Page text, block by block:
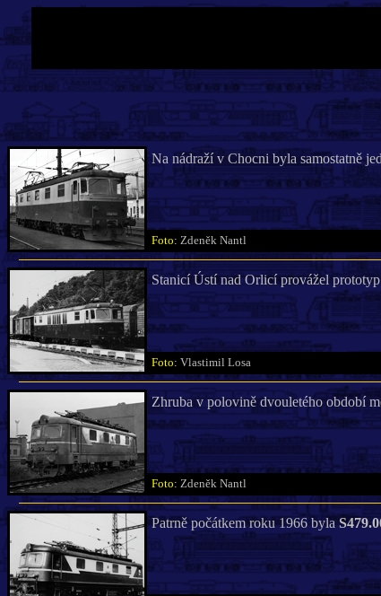
Na nádraží v Chocni byla samostatně
Foto: Zdeněk Nantl
Stanicí Ústí nad Orlicí provážel prototyp
Foto: Vlastimil Losa
Zhruba v polovině dvouletého období
Foto: Zdeněk Nantl
Patrně počátkem roku 1966 byla